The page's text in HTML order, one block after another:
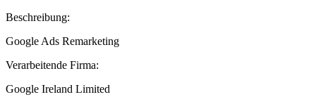
Beschreibung:
Google Ads Remarketing
Verarbeitende Firma:
Google Ireland Limited